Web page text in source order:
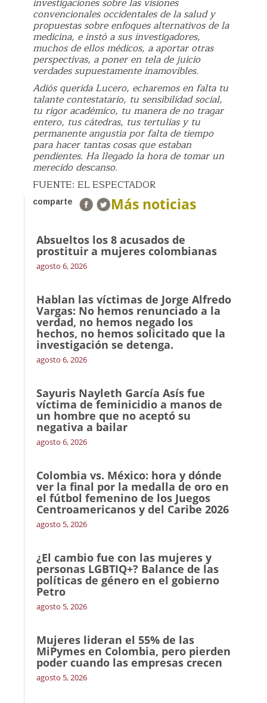
convencionales occidentales de la salud y
propuestas sobre enfoques alternativos de la
medicina, e instó a sus investigadores,
muchos de ellos médicos, a aportar otras
perspectivas, a poner en tela de juicio
verdades supuestamente inamovibles.
Adiós querida Lucero, echaremos en falta tu
talante contestatario, tu sensibilidad social,
tu rigor académico, tu manera de no tragar
entero, tus cátedras, tus tertulias y tu
permanente angustia por falta de tiempo
para hacer tantas cosas que estaban
pendientes. Ha llegado la hora de tomar un
merecido descanso.
FUENTE: EL ESPECTADOR
comparte Más noticias
Absueltos los 8 acusados de
prostituir a mujeres colombianas
agosto 6, 2026
Hablan las víctimas de Jorge Alfredo
Vargas: No hemos renunciado a la
verdad, no hemos negado los
hechos, no hemos solicitado que la
investigación se detenga.
agosto 6, 2026
Sayuris Nayleth García Asís fue
víctima de feminicidio a manos de
un hombre que no aceptó su
negativa a bailar
agosto 6, 2026
Colombia vs. México: hora y dónde
ver la final por la medalla de oro en
el fútbol femenino de los Juegos
Centroamericanos y del Caribe 2026
agosto 5, 2026
¿El cambio fue con las mujeres y
personas LGBTIQ+? Balance de las
políticas de género en el gobierno
Petro
agosto 5, 2026
Mujeres lideran el 55% de las
MiPymes en Colombia, pero pierden
poder cuando las empresas crecen
agosto 5, 2026